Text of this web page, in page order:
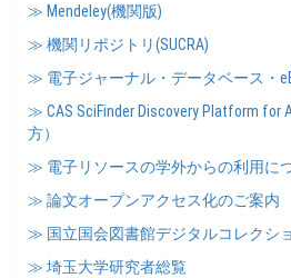
≫ Mendeley(機関版)
≫ 機関リポジトリ(SUCRA)
≫ 電子ジャーナル・データベース・
≫ CAS SciFinder Discovery Platform
方）
≫ 電子リソースの学外からの利用に
≫ 論文オープンアクセス化のご案内
≫ 国立国会図書館デジタルコレクシ
≫ 埼玉大学研究者総覧